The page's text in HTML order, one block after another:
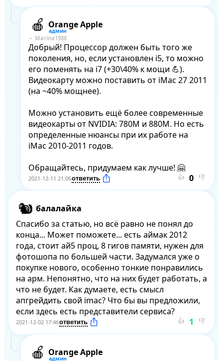
Orange Apple
Marina1988
Добрый! Процессор должен быть того же
поколения, но, если установлен i5, то можно
его поменять на i7 (+30\40% к мощи 💪).
Видеокарту можно поставить от iMac 27 2011
(на ~40% мощнее).
Можно установить ещё более современные
видеокарты от NVIDIA: 780М и 880М. Но есть
определенные нюансы при их работе на
iMac 2010-2011 годов.
Обращайтесь, придумаем как лучше! 🤗
2021-12-11 21:06 👍 👎
балалайка
Спасибо за статью, но всё равно не понял до
конца... Может поможете... есть аймак 2012
года, стоит ай5 проц, 8 гигов памяти, нужен для
фотошопа по большей части. Задумался уже о
покупке нового, особенно тонкие понравились
на арм. Непонятно, что на них будет работать, а
что не будет. Как думаете, есть смысл
апгрейдить свой imac? Что бы вы предложили,
если здесь есть представители сервиса?
2021-12-02 17:46 👍 👎
Orange Apple